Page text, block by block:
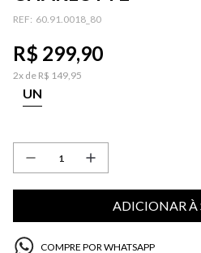
: 60.91.0018_80
R$ 299,90
2x de R$ 149,95
UN
ADICIONAR À
COMPRE POR WHATSAPP